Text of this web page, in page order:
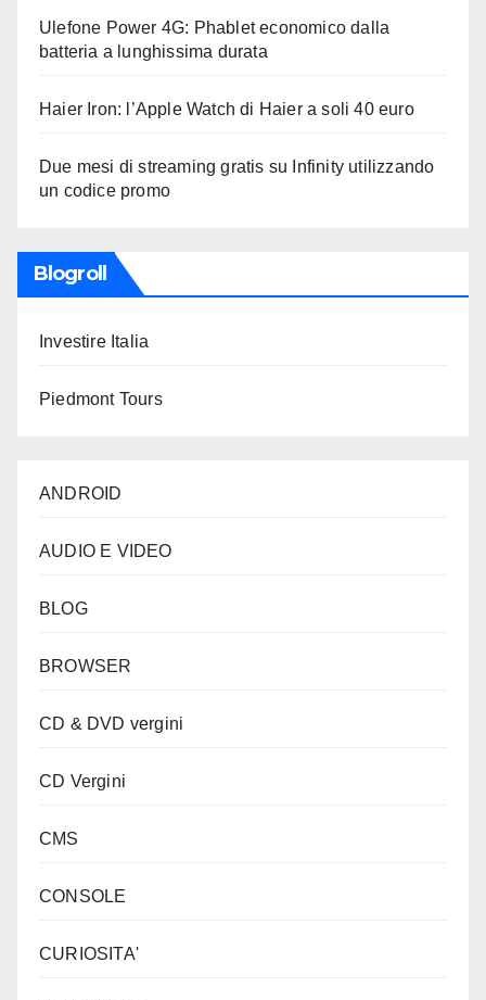
Ulefone Power 4G: Phablet economico dalla
batteria a lunghissima durata
Haier Iron: l’Apple Watch di Haier a soli 40 euro
Due mesi di streaming gratis su Infinity utilizzando
un codice promo
Blogroll
Investire Italia
Piedmont Tours
ANDROID
AUDIO E VIDEO
BLOG
BROWSER
CD & DVD vergini
CD Vergini
CMS
CONSOLE
CURIOSITA'